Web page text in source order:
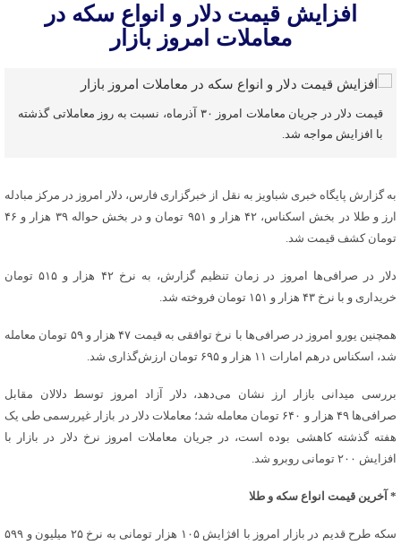
افزایش قیمت دلار و انواع سکه در
معاملات امروز بازار
قیمت دلار در جریان معاملات امروز ۳۰ آذرماه، نسبت به روز معاملاتی گذشته
با افزایش مواجه شد.
به گزارش پایگاه خبری شباویز به نقل از خبرگزاری فارس، دلار امروز در مرکز مبادله
ارز و طلا در بخش اسکناس، ۴۲ هزار و ۹۵۱ تومان و در بخش حواله‌ ۳۹ هزار و ۴۶
تومان کشف قیمت شد‌.
دلار در ‌‌صرافی‌ها امروز در زمان تنظیم گزارش، به نرخ ۴۲ هزار و ۵۱۵ تومان
خریداری و با نرخ ۴۳ هزار و ۱۵۱ تومان فروخته شد.
همچنین ‌یورو امروز در صرافی‌ها با نرخ توافقی به قیمت ۴۷ هزار و ۵۹ تومان معامله
شد، اسکناس درهم امارات ۱۱ هزار و ۶۹۵ تومان ارزش‌گذاری شد.
بررسی میدانی بازار ارز نشان می‌دهد‌،‌ دلار آزاد امروز توسط دلالان مقابل
صرافی‌ها ۴۹ هزار و ۶۴۰ تومان معامله شد؛ معاملات دلار در بازار غیررسمی طی یک
هفته گذشته کاهشی بوده است، در جریان معاملات امروز نرخ دلار در بازار با
افزایش ۲۰۰ تومانی روبرو شد.
* آخرین قیمت انواع سکه و طلا
سکه طرح قدیم‌ در بازار امروز با افژایش ۱۰۵ هزار تومانی به نرخ ۲۵ میلیون و ۵۹۹